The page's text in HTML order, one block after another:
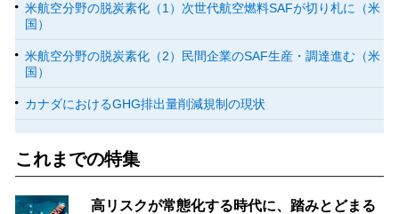
米航空分野の脱炭素化（1）次世代航空燃料SAFが切り札に（米
国）
米航空分野の脱炭素化（2）民間企業のSAF生産・調達進む（米
国）
カナダにおけるGHG排出量削減規制の現状
これまでの特集
高リスクが常態化する時代に、踏みとどまる